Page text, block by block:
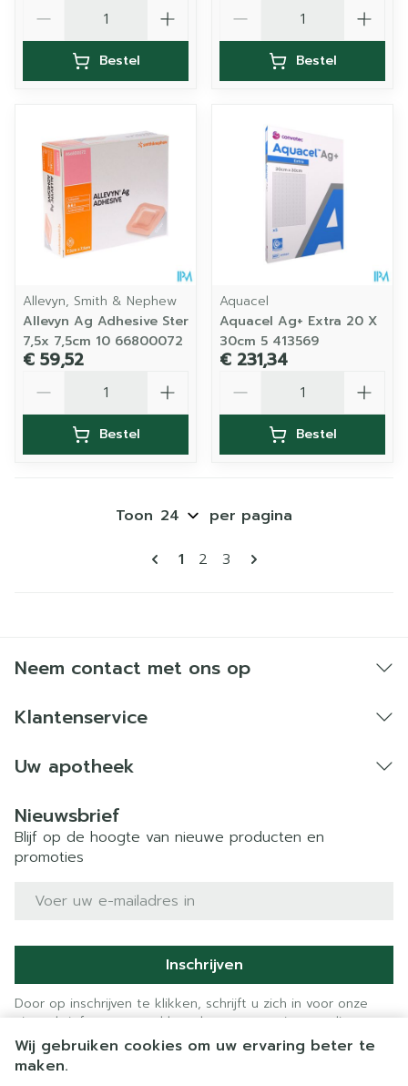
Wij gebruiken cookies om uw ervaring beter te
maken.
Bestel Bestel
Allevyn, Smith & Nephew
Allevyn Ag Adhesive Ster
7,5x 7,5cm 10 66800072
€ 59,52
Bestel
Aquacel
Aquacel Ag+ Extra 20 X
30cm 5 413569
€ 231,34
Bestel
Pagina's
U lees momenteel pagina
1 Pagina
2 Pagina
3
Toon per pagina
Neem contact met ons op
Klantenservice
Uw apotheek
Nieuwsbrief
Blijf op de hoogte van nieuwe producten en
promoties
E-mail adres
Inschrijven
Door op inschrijven te klikken, schrijft u zich in voor onze
nieuwsbrief en gaat u akkoord met onzeprivacy policy.